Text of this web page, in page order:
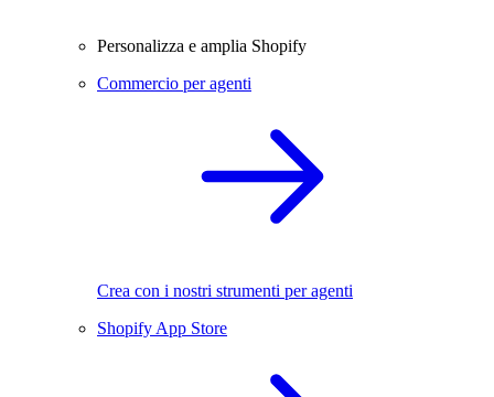
Personalizza e amplia Shopify
Commercio per agenti
Crea con i nostri strumenti per agenti
Shopify App Store